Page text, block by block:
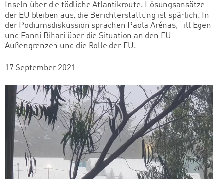
Inseln über die tödliche Atlantikroute. Lösungsansätze
der EU bleiben aus, die Berichterstattung ist spärlich. In
der Podiumsdiskussion sprachen Paola Arénas, Till Egen
und Fanni Bihari über die Situation an den EU-
Außengrenzen und die Rolle der EU.
17 September 2021